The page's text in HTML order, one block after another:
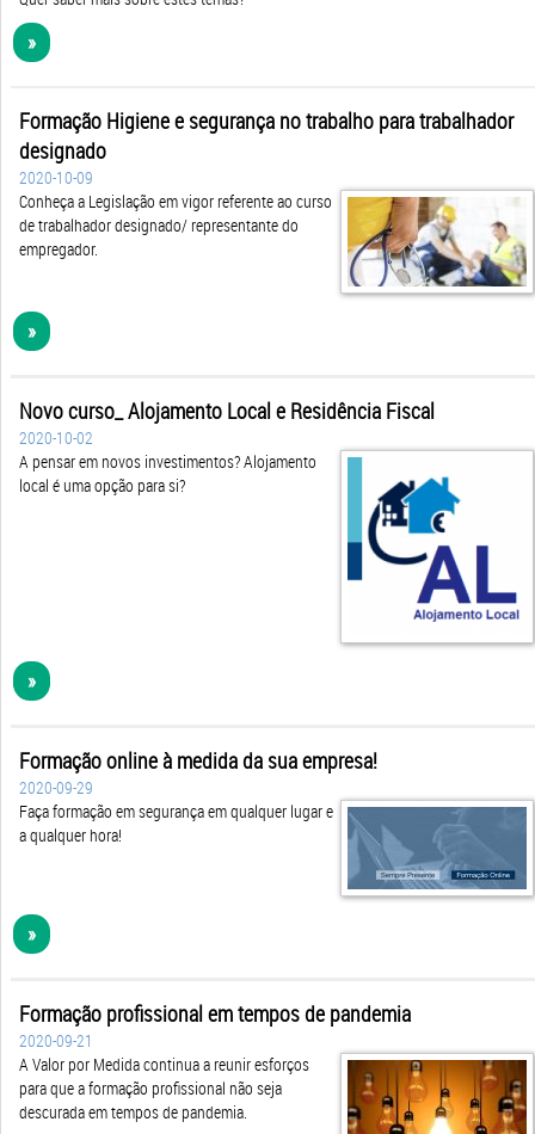
»
Formação Higiene e segurança no trabalho para trabalhador
designado
2020-10-09
Conheça a Legislação em vigor referente ao curso
de trabalhador designado/ representante do
empregador.
»
Novo curso_ Alojamento Local e Residência Fiscal
2020-10-02
A pensar em novos investimentos? Alojamento
local é uma opção para si?
»
Formação online à medida da sua empresa!
2020-09-29
Faça formação em segurança em qualquer lugar e
a qualquer hora!
»
Formação profissional em tempos de pandemia
2020-09-21
A Valor por Medida continua a reunir esforços
para que a formação profissional não seja
descurada em tempos de pandemia.